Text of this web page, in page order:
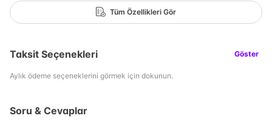
Tüm Özellikleri Gör
Taksit Seçenekleri Göster
Aylık ödeme seçeneklerini görmek için dokunun.
Soru & Cevaplar